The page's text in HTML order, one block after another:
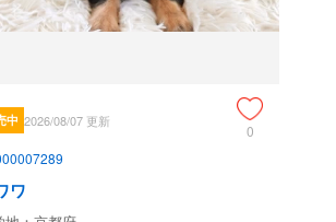
中 2026/08/07 更新
0
ワ